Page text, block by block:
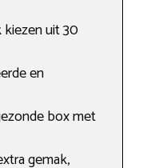
uit 30
en
box met
gemak,